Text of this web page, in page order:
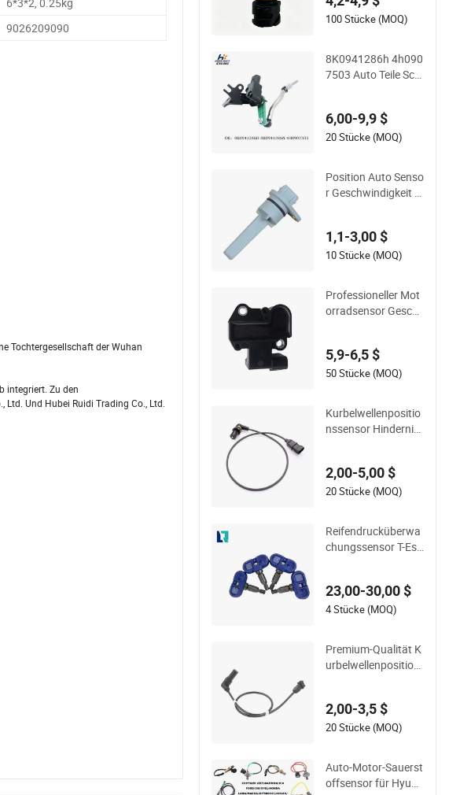
9026209090
Tochtergesellschaft der Wuhan
integriert. Zu den
Und Hubei Ruidi Trading Co., Ltd.
100 Stücke (MOQ)
8K0941286h 4h090
7503 Auto Teile Sch
enmesser für Audi A
8
6,00-9,9 $
20 Stücke (MOQ)
Position Auto Senso
r Geschwindigkeit Ki
314202 Korea Auto
Teile Fahrzeug ABS
1,1-3,00 $
10 Stücke (MOQ)
Professioneller Mot
orradsensor Gesch
5,9-6,5 $
50 Stücke (MOQ)
Kurbelwellenpositio
nssensor Hindernis
5360238 12498965
213-1647 1045611
2,00-5,00 $
20 Stücke (MOQ)
Reifendrucküberwa
chungssensor T-Esl
490701-01-B 14907
00-00-B
23,00-30,00 $
4 Stücke (MOQ)
Premium-Qualität K
urbelwellenposition
6238325 S1019380
01z Auto Ckp Senso
2,00-3,5 $
20 Stücke (MOQ)
Auto-Motor-Sauerst
offsensor für Hyund